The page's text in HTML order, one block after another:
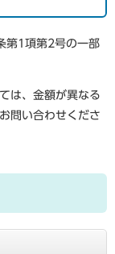
第1項第2号の一部
は、金額が異なる
問い合わせくださ